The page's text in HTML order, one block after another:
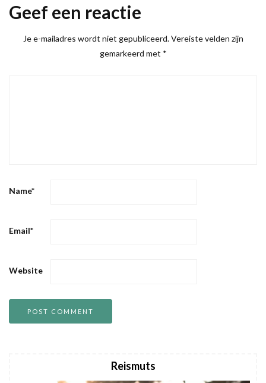
Geef een reactie
Je e-mailadres wordt niet gepubliceerd. Vereiste velden zijn
gemarkeerd met *
Name*
Email*
Website
Reismuts